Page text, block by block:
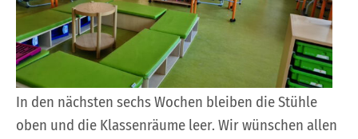
In den nächsten sechs Wochen bleiben die Stühle
oben und die Klassenräume leer. Wir wünschen allen